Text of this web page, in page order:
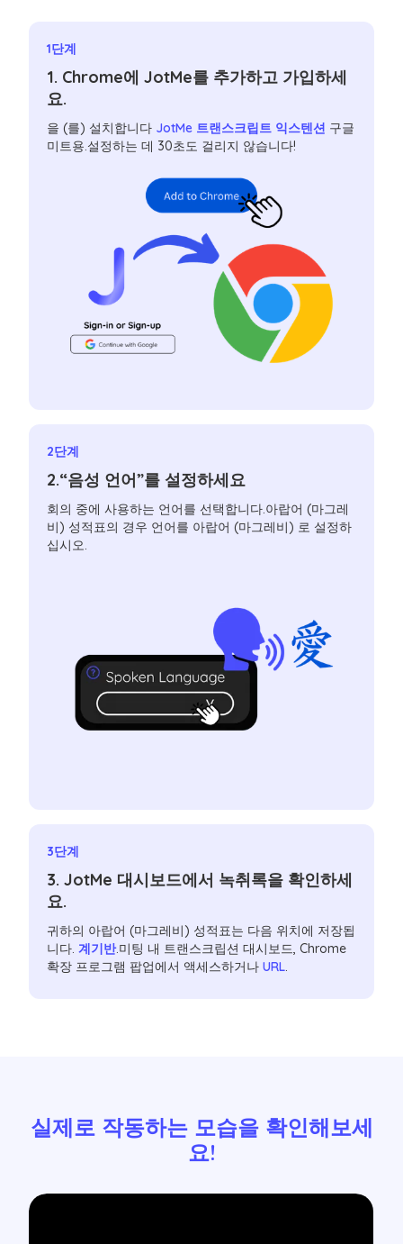
1단계
1. Chrome에 JotMe를 추가하고 가입하세
요.
을 (를) 설치합니다 JotMe 트랜스크립트 익스텐션 구글
미트용.설정하는 데 30초도 걸리지 않습니다!
2단계
2.“음성 언어”를 설정하세요
회의 중에 사용하는 언어를 선택합니다.아랍어 (마그레
비) 성적표의 경우 언어를 아랍어 (마그레비) 로 설정하
십시오.
3단계
3. JotMe 대시보드에서 녹취록을 확인하세
요.
귀하의 아랍어 (마그레비) 성적표는 다음 위치에 저장됩
니다.계기반.미팅 내 트랜스크립션 대시보드, Chrome
확장 프로그램 팝업에서 액세스하거나URL.
실제로 작동하는 모습을 확인해보세
요!